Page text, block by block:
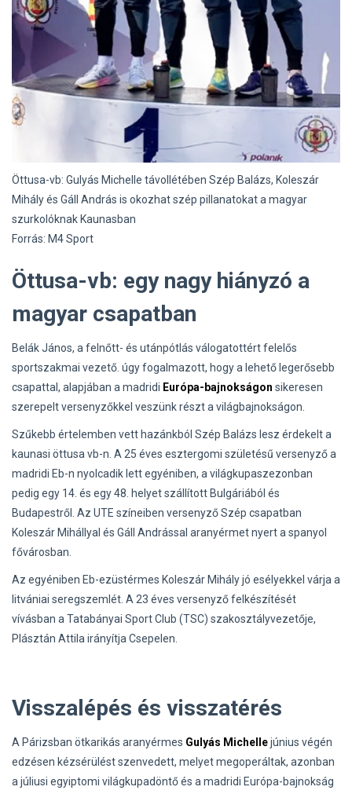
Öttusa-vb: Gulyás Michelle távollétében Szép Balázs, Koleszár
Mihály és Gáll András is okozhat szép pillanatokat a magyar
szurkolóknak Kaunasban
Forrás: M4 Sport
Öttusa-vb: egy nagy hiányzó a
magyar csapatban
Belák János, a felnőtt- és utánpótlás válogatottért felelős
sportszakmai vezető. úgy fogalmazott, hogy a lehető legerősebb
csapattal, alapjában a madridi Európa-bajnokságon sikeresen
szerepelt versenyzőkkel veszünk részt a világbajnokságon.
Szűkebb értelemben vett hazánkból Szép Balázs lesz érdekelt a
kaunasi öttusa vb-n. A 25 éves esztergomi születésű versenyző a
madridi Eb-n nyolcadik lett egyéniben, a világkupaszezonban
pedig egy 14. és egy 48. helyet szállított Bulgáriából és
Budapestről. Az UTE színeiben versenyző Szép csapatban
Koleszár Mihállyal és Gáll Andrással aranyérmet nyert a spanyol
fővárosban.
Az egyéniben Eb-ezüstérmes Koleszár Mihály jó esélyekkel várja a
litvániai seregszemlét. A 23 éves versenyző felkészítését
vívásban a Tatabányai Sport Club (TSC) szakosztályvezetője,
Plásztán Attila irányítja Csepelen.
Visszalépés és visszatérés
A Párizsban ötkarikás aranyérmes Gulyás Michellejúnius végén
edzésen kézsérülést szenvedett, melyet megoperáltak, azonban
a júliusi egyiptomi világkupadöntő és a madridi Európa-bajnokság